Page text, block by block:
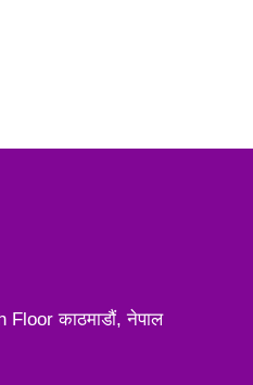
Floor काठमाडौं, नेपाल